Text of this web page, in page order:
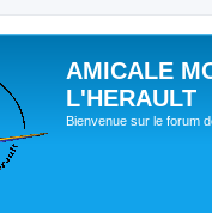
AMICALE
L'HERAULT
Bienvenue sur le forum